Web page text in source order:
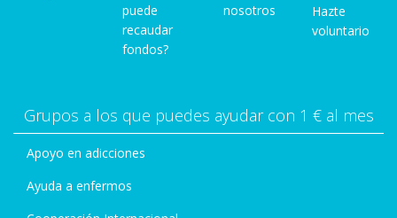
puede
recaudar
fondos?
nosotros
Hazte
voluntario
Grupos a los que puedes ayudar con 1 € al mes
Apoyo en adicciones
Ayuda a enfermos